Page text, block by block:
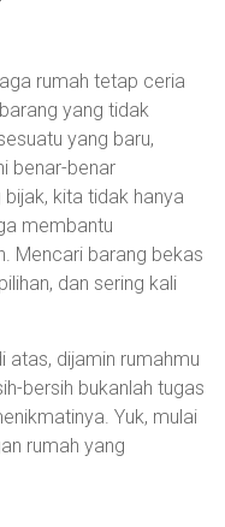
rumah tetap ceria
yang tidak
yang baru,
benar-benar
kita tidak hanya
membantu
Mencari barang bekas
dan sering kali
atas, dijamin rumahmu
bersih bukanlah tugas
Yuk, mulai
rumah yang